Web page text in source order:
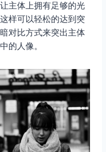
主体上拥有足够的光
样可以轻松的达到突
对比方式来突出主体
的人像。